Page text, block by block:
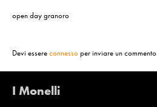
open day granoro
Devi essere connessoper inviare un commento.
I Monelli